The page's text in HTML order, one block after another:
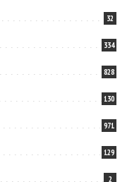
32
334
828
130
971
129
2